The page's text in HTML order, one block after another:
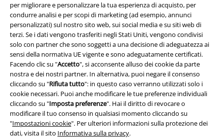
per migliorare e personalizzare la tua esperienza di acquisto, per
condurre analisi e per scopi di marketing (ad esempio, annunci
personalizzati) sul nostro sito web, sui social media e su siti web di
terzi. Se i dati vengono trasferiti negli Stati Uniti, vengono condivisi
solo con partner che sono soggetti a una decisione di adeguatezza ai
sensi della normativa UE vigente e sono adeguatamente certificati.
Facendo clic su "Accetto", si acconsente alluso dei cookie da parte
nostra e dei nostri partner. In alternativa, puoi negare il consenso
cliccando su "Rifiuta tutto": in questo caso verranno utilizzati solo i
cookie necessari. Puoi anche modificare le tue preferenze individuali
cliccando su "Imposta preferenze". Hai il diritto di revocare o
modificare il tuo consenso in qualsiasi momento cliccando su
"Impostazioni cookie". Per ulteriori informazioni sulla protezione dei
dati, visita il sito Informativa sulla privacy.
A Warner Music Group Company